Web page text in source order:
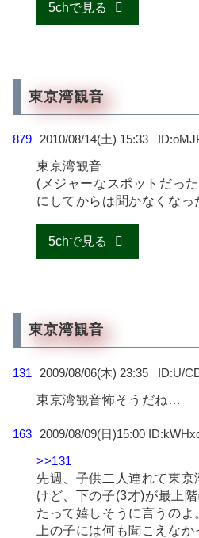
5chで見る
東京湾観音
879 2010/08/14(土) 15:33
東京湾観音
(メジャーなスポットだっ
にしてからは聞かなくなっ
5chで見る
東京湾観音
131 2009/08/06(木) 23:35
U/
東京湾観音怖そうだね…
163 2009/08/09(日)15:00
>>131
先週、子供二人連れて東
けど、下の子(3才)が最上
たって嬉しそうに言うのよ
上の子には何も聞こえな